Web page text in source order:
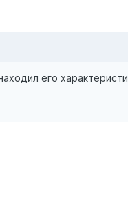
его